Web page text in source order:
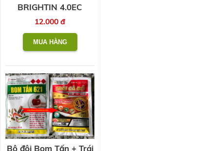
BRIGHTIN 4.0EC
12.000 đ
Bộ đôi Bom Tấn + Trái